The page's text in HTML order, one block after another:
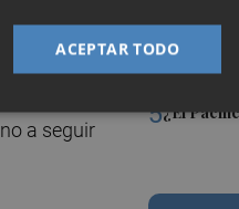
4El Ibex 35
agosto
puntos
5¿El
de los
y la
a seguir
ACEPTAR TODO